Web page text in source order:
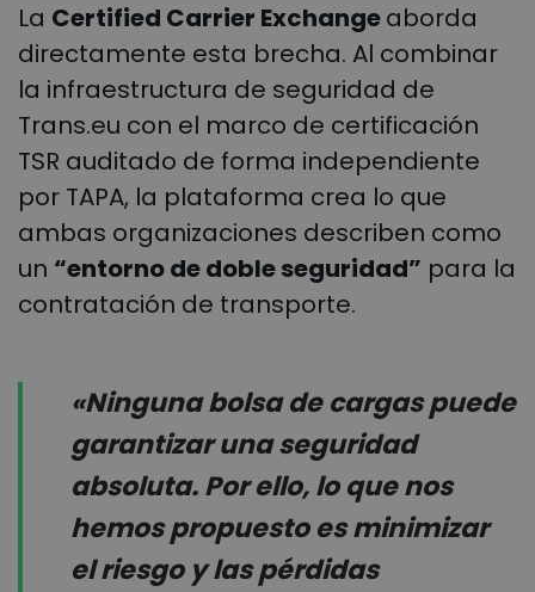
La Certified Carrier Exchangeaborda
directamente esta brecha. Al combinar
la infraestructura de seguridad de
Trans.eu con el marco de certificación
TSR auditado de forma independiente
por TAPA, la plataforma crea lo que
ambas organizaciones describen como
un “entorno de doble seguridad” para la
contratación de transporte.
«Ninguna bolsa de cargas puede
garantizar una seguridad
absoluta. Por ello, lo que nos
hemos propuesto es minimizar
el riesgo y las pérdidas